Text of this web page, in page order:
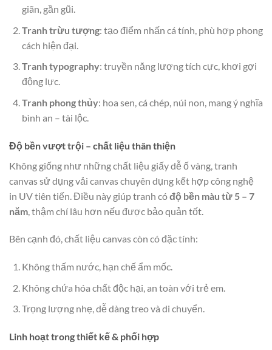
giãn, gần gũi.
Tranh trừu tượng: tạo điểm nhấn cá tính, phù hợp phong
cách hiện đại.
Tranh typography: truyền năng lượng tích cực, khơi gợi
động lực.
Tranh phong thủy: hoa sen, cá chép, núi non, mang ý nghĩa
bình an – tài lộc.
Độ bền vượt trội – chất liệu thân thiện
Không giống như những chất liệu giấy dễ ố vàng, tranh
canvas sử dụng vải canvas chuyên dụng kết hợp công nghệ
in UV tiên tiến. Điều này giúp tranh cóđộ bền màu từ 5 – 7
năm , thậm chí lâu hơn nếu được bảo quản tốt.
Bên cạnh đó, chất liệu canvas còn có đặc tính:
Không thấm nước, hạn chế ẩm mốc.
Không chứa hóa chất độc hại, an toàn với trẻ em.
Trọng lượng nhẹ, dễ dàng treo và di chuyển.
Linh hoạt trong thiết kế & phối hợp